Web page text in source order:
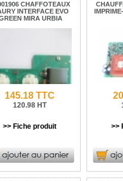
CHAFFOTEAUX
INTERFACE EVO
MIRA URBIA
145.18 TTC
120.98 HT
>> Fiche produit >>